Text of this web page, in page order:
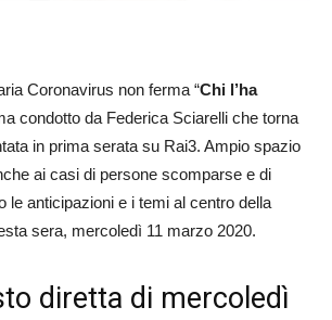
Coronavirus non ferma “Chi l’ha
condotto da Federica Sciarelli che torna
in prima serata su Rai3. Ampio spazio
ai casi di persone scomparse e di
le anticipazioni e i temi al centro della
sera, mercoledì 11 marzo 2020.
diretta di mercoledì